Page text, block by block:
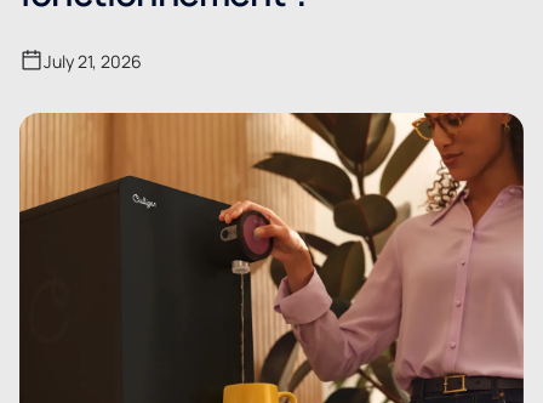
July 21, 2026